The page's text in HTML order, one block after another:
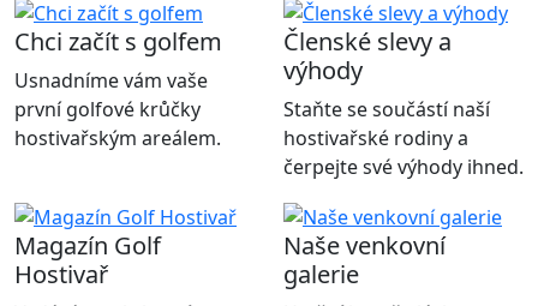
Chci začít s golfem
Usnadníme vám vaše
první golfové krůčky
hostivařským areálem.
Členské slevy a
výhody
Staňte se součástí naší
hostivařské rodiny a
čerpejte své výhody ihned.
Magazín Golf
Hostivař
Naše venkovní
galerie